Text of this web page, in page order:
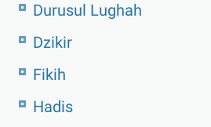
Durusul Lughah
Dzikir
Fikih
Hadis